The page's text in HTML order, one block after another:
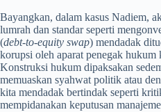
Bayangkan, dalam kasus Nadiem,
lumrah dan standar seperti
(debt-to-equity swap) mendadak
korupsi oleh aparat penegak
Konstruksi hukum dipaksakan
memuaskan syahwat politik atau
kita mendadak bertindak seperti
mempidanakan keputusan